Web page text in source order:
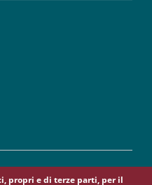
propri e di terze parti, per il